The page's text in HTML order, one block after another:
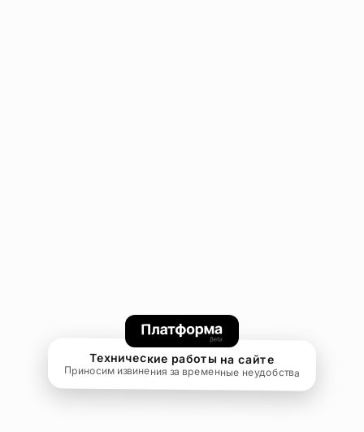
Технические работы на сайте
Приносим извинения за временные неудобства